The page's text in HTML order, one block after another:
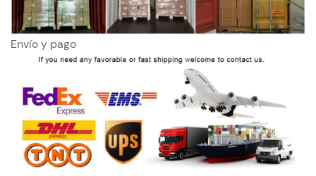
Envío y pago